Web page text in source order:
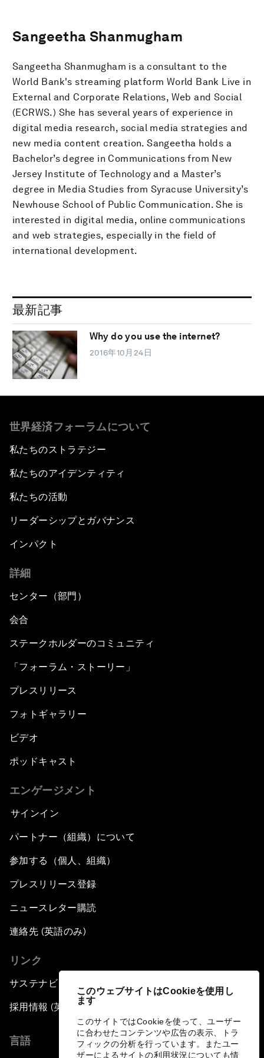
このウェブサイトはCookieを使用し
ます
このサイトではCookieを使って、ユーザー
に合わせたコンテンツや広告の表示、トラ
フィックの分析を行っています。またユー
ザーによるサイトの利用状況についても情
Sangeetha Shanmugham
Sangeetha Shanmugham is a consultant to the
World Bank's streaming platform World Bank Live in
External and Corporate Relations, Web and Social
(ECRWS.) She has several years of experience in
digital media research, social media strategies and
new media content creation. Sangeetha holds a
Bachelor’s degree in Communications from New
Jersey Institute of Technology and a Master’s
degree in Media Studies from Syracuse University’s
Newhouse School of Public Communication. She is
interested in digital media, online communications
and web strategies, especially in the field of
international development.
最新記事
Why do you use the internet?
2016年10月24日
世界経済フォーラムについて
私たちのストラテジー
私たちのアイデンティティ
私たちの活動
リーダーシップとガバナンス
インパクト
詳細
センター（部門）
会合
ステークホルダーのコミュニティ
「フォーラム・ストーリー」
プレスリリース
フォトギャラリー
ビデオ
ポッドキャスト
エンゲージメント
サインイン
パートナー（組織）について
参加する（個人、組織）
プレスリリース登録
ニュースレター購読
連絡先 (英語のみ)
リンク
サステナビリティへの取り組み
採用情報 (英語のみ)
言語